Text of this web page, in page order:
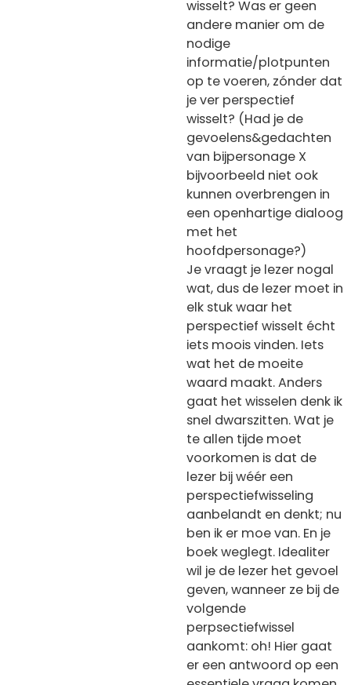
wisselt? Was er geen
andere manier om de
nodige
informatie/plotpunten
op te voeren, zónder dat
je ver perspectief
wisselt? (Had je de
gevoelens&gedachten
van bijpersonage X
bijvoorbeeld niet ook
kunnen overbrengen in
een openhartige dialoog
met het
hoofdpersonage?)
Je vraagt je lezer nogal
wat, dus de lezer moet in
elk stuk waar het
perspectief wisselt écht
iets moois vinden. Iets
wat het de moeite
waard maakt. Anders
gaat het wisselen denk ik
snel dwarszitten. Wat je
te allen tijde moet
voorkomen is dat de
lezer bij wéér een
perspectiefwisseling
aanbelandt en denkt; nu
ben ik er moe van. En je
boek weglegt. Idealiter
wil je de lezer het gevoel
geven, wanneer ze bij de
volgende
perpsectiefwissel
aankomt: oh! Hier gaat
er een antwoord op een